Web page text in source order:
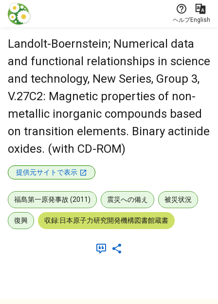
本文に飛ぶ
ヘルプEnglish
Landolt-Boernstein; Numerical data
and functional relationships in science
and technology, New Series, Group 3,
V.27C2: Magnetic properties of non-
metallic inorganic compounds based
on transition elements. Binary actinide
oxides. (with CD-ROM)
提供元サイトで表示
福島第一原発事故 (2011) 震災への備え 被災状況
復興 収録:日本原子力研究開発機構図書館蔵書